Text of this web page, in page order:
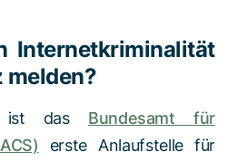
Internetkriminalität
melden?
ist das Bundesamt für
erste Anlaufstelle für